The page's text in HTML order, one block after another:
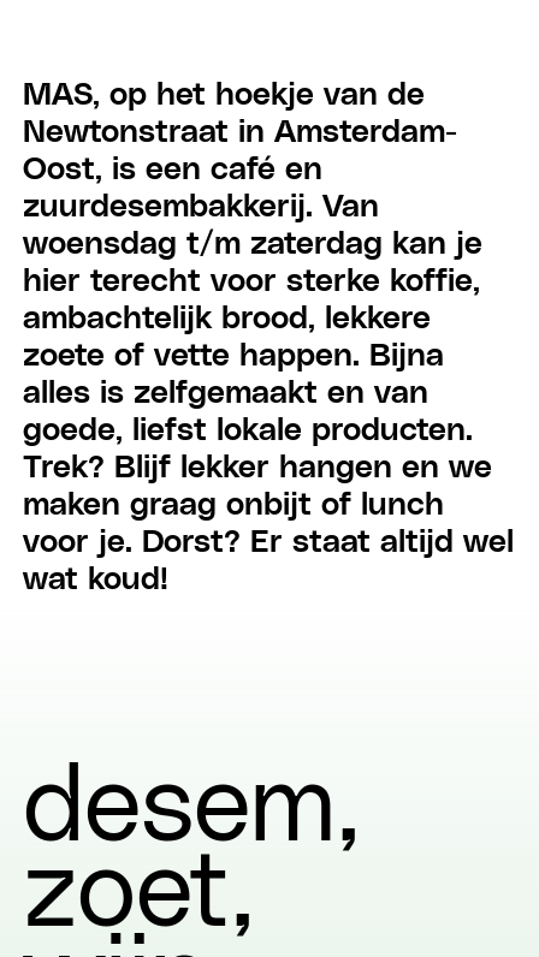
MAS, op het hoekje van de
Newtonstraat in Amsterdam-
Oost, is een café en
zuurdesembakkerij. Van
woensdag t/m zaterdag kan je
hier terecht voor sterke koffie,
ambachtelijk brood, lekkere
zoete of vette happen. Bijna
alles is zelfgemaakt en van
goede, liefst lokale producten.
Trek? Blijf lekker hangen en we
maken graag onbijt of lunch
voor je. Dorst? Er staat altijd wel
wat koud!
desem
zoet